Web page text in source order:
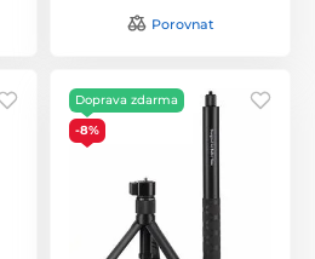
Porovnat
Doprava zdarma
-8%